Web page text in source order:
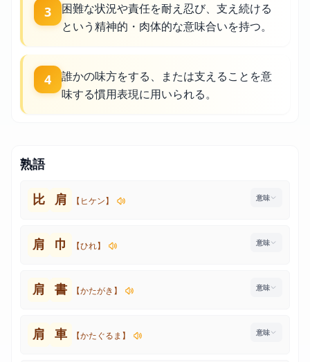
3
困難な状況や責任を耐え忍び、支え続ける
という精神的・肉体的な意味合いを持つ。
4
誰かの味方をする、または支えることを意
味する慣用表現に用いられる。
熟語
比 肩 【ヒケン】
肩 巾 【ひれ】
肩 書 【かたがき】
肩 車 【かたぐるま】